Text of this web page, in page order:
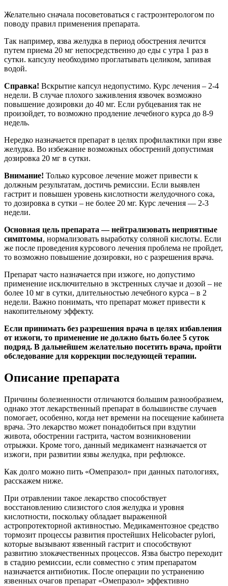
Желательно сначала посоветоваться с гастроэнтерологом по
поводу правил применения препарата.
Так например, язва желудка в период обострения лечится
путем приема 20 мг непосредственно до еды с утра 1 раз в
сутки. капсулу необходимо проглатывать целиком, запивая
водой.
Справка! Вскрытие капсул недопустимо. Курс лечения – 2-4
недели. В случае плохого заживления язвочек возможно
повышение дозировки до 40 мг. Если рубцевания так не
произойдет, то возможно продление лечебного курса до 8-9
недель.
Нередко назначается препарат в целях профилактики при язве
желудка. Во избежание возможных обострений допустимая
дозировка 20 мг в сутки.
Внимание! Только курсовое лечение может привести к
должным результатам, достичь ремиссии. Если выявлен
гастрит и повышен уровень кислотности желудочного сока,
то дозировка в сутки – не более 20 мг. Курс лечения — 2-3
недели.
Основная цель препарата — нейтрализовать неприятные
симптомы, нормализовать выработку соляной кислоты. Если
же после проведения курсового лечения проблема не пройдет,
то возможно повышение дозировки, но с разрешения врача.
Препарат часто назначается при изжоге, но допустимо
применение исключительно в экстренных случае и дозой – не
более 10 мг в сутки, длительностью лечебного курса – в 2
недели. Важно понимать, что препарат может привести к
накопительному эффекту.
Если принимать без разрешения врача в целях избавления
от изжоги, то применение не должно быть более 5 суток
подряд. В дальнейшем желательно посетить врача, пройти
обследование для коррекции последующей терапии.
Описание препарата
Причины болезненности отличаются большим разнообразием,
однако этот лекарственный препарат в большинстве случаев
помогает, особенно, когда нет времени на посещение кабинета
врача. Это лекарство может понадобиться при вздутии
живота, обострении гастрита, частом возникновении
отрыжки. Кроме того, данный медикамент назначается от
изжоги, при развитии язвы желудка, при рефлюксе.
Как долго можно пить «Омепразол» при данных патологиях,
расскажем ниже.
При отравлении такое лекарство способствует
восстановлению слизистого слоя желудка и уровня
кислотности, поскольку обладает выраженной
астропротекторной активностью. Медикаментозное средство
тормозит процессы развития простейших Helicobacter pylori,
которые вызывают язвенный гастрит и способствуют
развитию злокачественных процессов. Язва быстро переходит
в стадию ремиссии, если совместно с этим препаратом
назначается антибиотик. После операции по устранению
язвенных очагов препарат «Омепразол» эффективно